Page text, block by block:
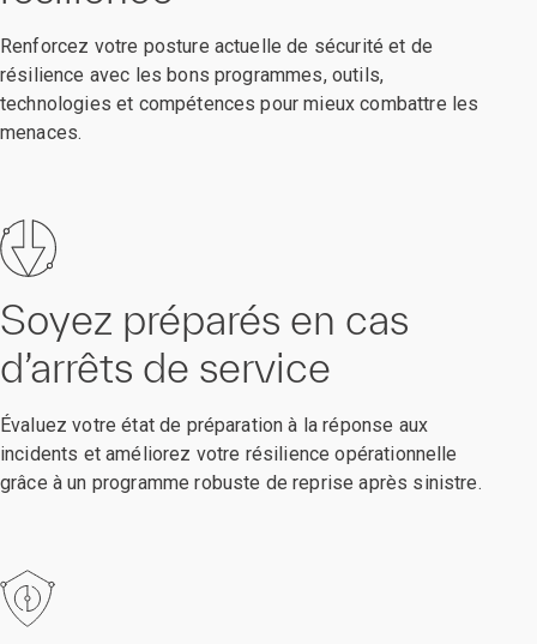
Renforcez votre posture actuelle de sécurité et de
résilience avec les bons programmes, outils,
technologies et compétences pour mieux combattre les
menaces.
Soyez préparés en cas
d’arrêts de service
Évaluez votre état de préparation à la réponse aux
incidents et améliorez votre résilience opérationnelle
grâce à un programme robuste de reprise après sinistre.